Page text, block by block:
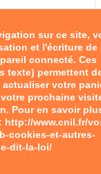
sur ce site,
et l'écriture de
connecté. Ces
texte) permettent
votre
prochaine
Pour en savoir
http://www.cnil.fr/
cookies-et-autres-
dit-la-loi/